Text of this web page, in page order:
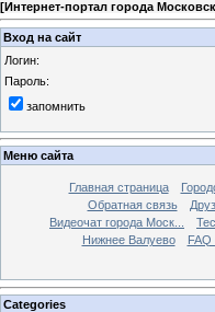
[Интернет-портал города
Вход на сайт
Логин:
Пароль:
запомнить
Меню сайта
Главная страница
Обратная связь
Видеочат города Моск...
Нижнее Валуево
Categories